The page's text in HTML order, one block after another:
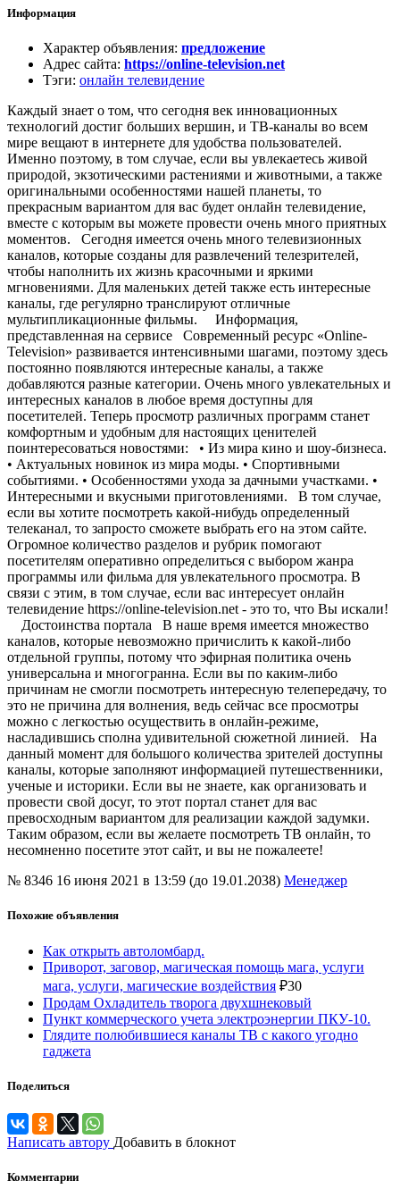
Информация
Характер объявления: предложение
Адрес сайта: https://online-television.net
Тэги: онлайн телевидение
Каждый знает о том, что сегодня век инновационных
технологий достиг больших вершин, и ТВ-каналы во всем
мире вещают в интернете для удобства пользователей.
Именно поэтому, в том случае, если вы увлекаетесь живой
природой, экзотическими растениями и животными, а также
оригинальными особенностями нашей планеты, то
прекрасным вариантом для вас будет онлайн телевидение,
вместе с которым вы можете провести очень много приятных
моментов. Сегодня имеется очень много телевизионных
каналов, которые созданы для развлечений телезрителей,
чтобы наполнить их жизнь красочными и яркими
мгновениями. Для маленьких детей также есть интересные
каналы, где регулярно транслируют отличные
мультипликационные фильмы. Информация,
представленная на сервисе Современный ресурс «Online-
Television» развивается интенсивными шагами, поэтому здесь
постоянно появляются интересные каналы, а также
добавляются разные категории. Очень много увлекательных и
интересных каналов в любое время доступны для
посетителей. Теперь просмотр различных программ станет
комфортным и удобным для настоящих ценителей
поинтересоваться новостями: • Из мира кино и шоу-бизнеса.
• Актуальных новинок из мира моды. • Спортивными
событиями. • Особенностями ухода за дачными участками. •
Интересными и вкусными приготовлениями. В том случае,
если вы хотите посмотреть какой-нибудь определенный
телеканал, то запросто сможете выбрать его на этом сайте.
Огромное количество разделов и рубрик помогают
посетителям оперативно определиться с выбором жанра
программы или фильма для увлекательного просмотра. В
связи с этим, в том случае, если вас интересует онлайн
телевидение https://online-television.net - это то, что Вы искали!
Достоинства портала В наше время имеется множество
каналов, которые невозможно причислить к какой-либо
отдельной группы, потому что эфирная политика очень
универсальна и многогранна. Если вы по каким-либо
причинам не смогли посмотреть интересную телепередачу, то
это не причина для волнения, ведь сейчас все просмотры
можно с легкостью осуществить в онлайн-режиме,
насладившись сполна удивительной сюжетной линией. На
данный момент для большого количества зрителей доступны
каналы, которые заполняют информацией путешественники,
ученые и историки. Если вы не знаете, как организовать и
провести свой досуг, то этот портал станет для вас
превосходным вариантом для реализации каждой задумки.
Таким образом, если вы желаете посмотреть ТВ онлайн, то
несомненно посетите этот сайт, и вы не пожалеете!
№ 8346 16 июня 2021 в 13:59 (до 19.01.2038) Менеджер
Похожие объявления
Как открыть автоломбард.
Приворот, заговор, магическая помощь мага, услуги
мага, услуги, магические воздействия ₽30
Продам Охладитель творога двухшнековый
Пункт коммерческого учета электроэнергии ПКУ-10.
Глядите полюбившиеся каналы ТВ с какого угодно
гаджета
Поделиться
Написать автору Добавить в блокнот
Комментарии